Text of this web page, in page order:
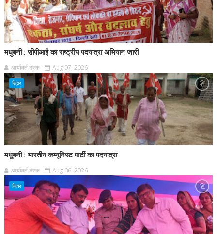
मधुबनी : सीपीआई का राष्ट्रीय पदयात्रा अभियान जारी
आर्यावर्त डेस्क Aug 07, 2026
बिहार
मधुबनी : भारतीय कम्यूनिस्ट पार्टी का पदयात्रा
आर्यावर्त डेस्क Aug 06, 2026
बिहार